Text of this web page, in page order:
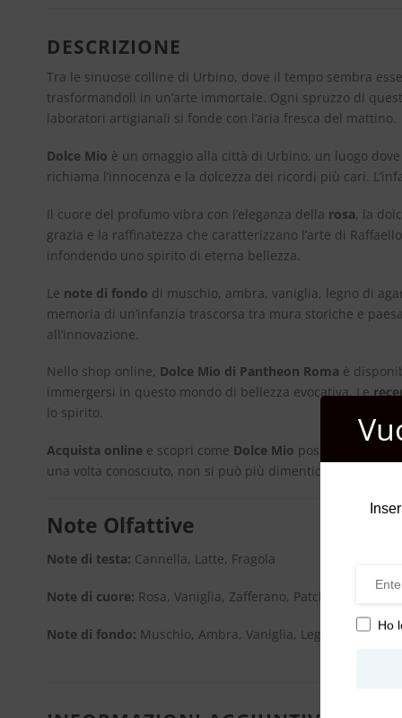
DESCRIZIONE
Tra le sinuose colline di Urbino, dove il tempo sembra
trasformandoli in un’arte immortale. Ogni spruzzo di
laboratori artigianali si fonde con l’aria fresca del mattino.
Dolce Mio è un omaggio alla città di Urbino, un luogo
richiama l’innocenza e la dolcezza dei ricordi più cari.
Il cuore del profumo vibra con l’eleganza della rosa, la
grazia e la raffinatezza che caratterizzano l’arte di
infondendo uno spirito di eterna bellezza.
Le note di fondo di muschio, ambra, vaniglia, legno di
memoria di un’infanzia trascorsa tra mura storiche e
all’innovazione.
Nello shop online, Dolce Mio di Pantheon Roma è
immergersi in questo mondo di bellezza evocativa. Le
lo spirito.
Acquista online e scopri come Dolce Mio possa
una volta conosciuto, non si può più dimenticare.
Note Olfattive
Note di testa: Cannella, Latte, Fragola
Note di cuore: Rosa, Vaniglia, Zafferano, Patchouli
Note di fondo: Muschio, Ambra, Vaniglia, Legno di Agar,
Ho